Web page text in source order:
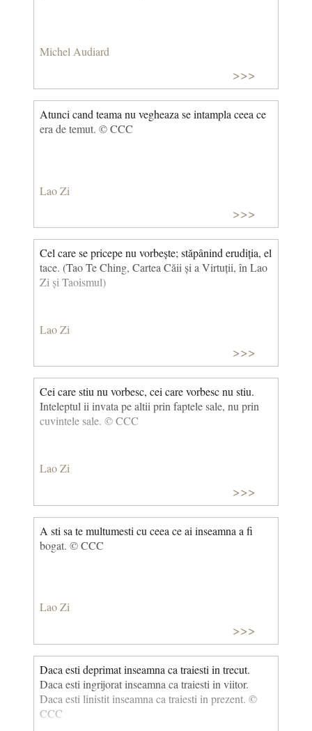
Michel Audiard
>>>
Atunci cand teama nu vegheaza se intampla ceea ce
era de temut. © CCC
Lao Zi
>>>
Cel care se pricepe nu vorbește; stăpânind erudiția, el
tace. (Tao Te Ching, Cartea Căii și a Virtuții, în Lao
Zi și Taoismul)
Lao Zi
>>>
Cei care stiu nu vorbesc, cei care vorbesc nu stiu.
Inteleptul ii invata pe altii prin faptele sale, nu prin
cuvintele sale. © CCC
Lao Zi
>>>
A sti sa te multumesti cu ceea ce ai inseamna a fi
bogat. © CCC
Lao Zi
>>>
Daca esti deprimat inseamna ca traiesti in trecut.
Daca esti ingrijorat inseamna ca traiesti in viitor.
Daca esti linistit inseamna ca traiesti in prezent. ©
CCC